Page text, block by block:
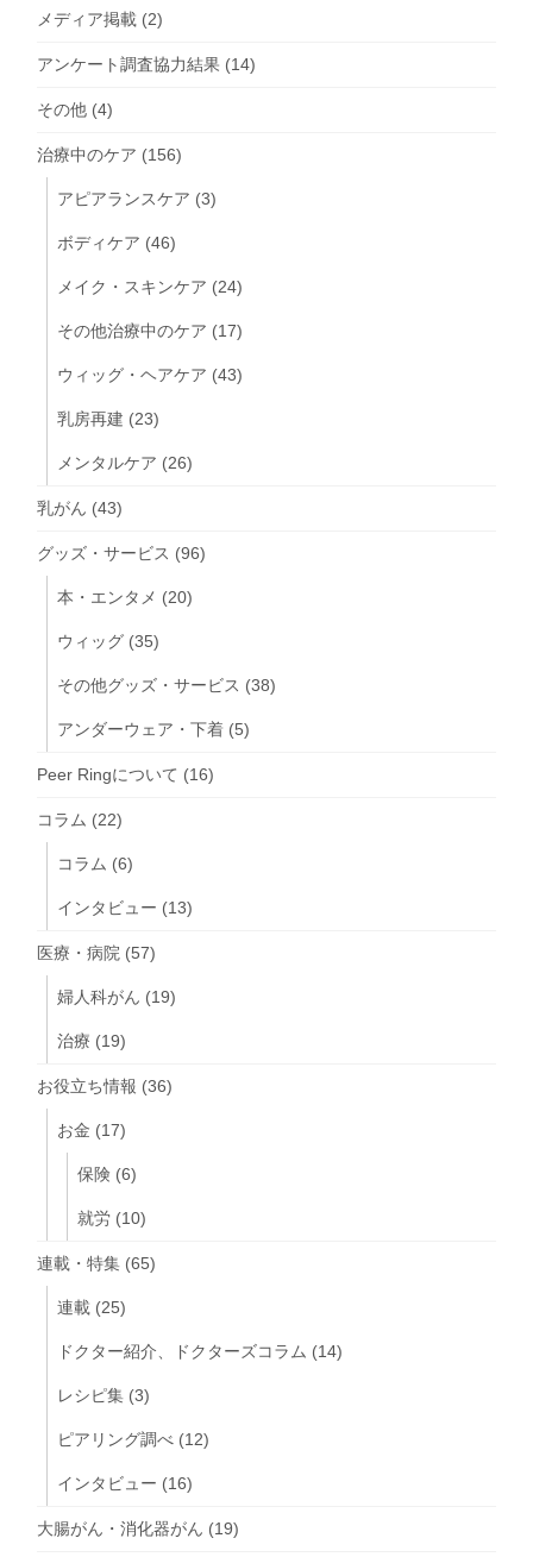
メディア掲載 (2)
アンケート調査協力結果 (14)
その他 (4)
治療中のケア (156)
アピアランスケア (3)
ボディケア (46)
メイク・スキンケア (24)
その他治療中のケア (17)
ウィッグ・ヘアケア (43)
乳房再建 (23)
メンタルケア (26)
乳がん (43)
グッズ・サービス (96)
本・エンタメ (20)
ウィッグ (35)
その他グッズ・サービス (38)
アンダーウェア・下着 (5)
Peer Ringについて (16)
コラム (22)
コラム (6)
インタビュー (13)
医療・病院 (57)
婦人科がん (19)
治療 (19)
お役立ち情報 (36)
お金 (17)
保険 (6)
就労 (10)
連載・特集 (65)
連載 (25)
ドクター紹介、ドクターズコラム (14)
レシピ集 (3)
ピアリング調べ (12)
インタビュー (16)
大腸がん・消化器がん (19)